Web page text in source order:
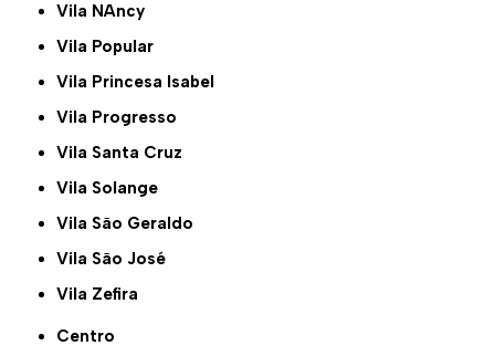
Vila NAncy
Vila Popular
Vila Princesa Isabel
Vila Progresso
Vila Santa Cruz
Vila Solange
Vila São Geraldo
Vila São José
Vila Zefira
Centro